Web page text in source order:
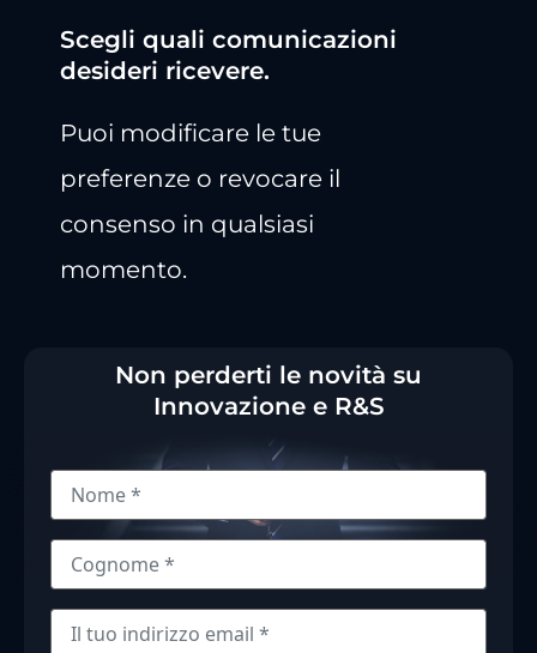
Scegli quali comunicazioni
desideri ricevere.
Puoi modificare le tue
preferenze o revocare il
consenso in qualsiasi
momento.
Non perderti le novità su
Innovazione e R&S